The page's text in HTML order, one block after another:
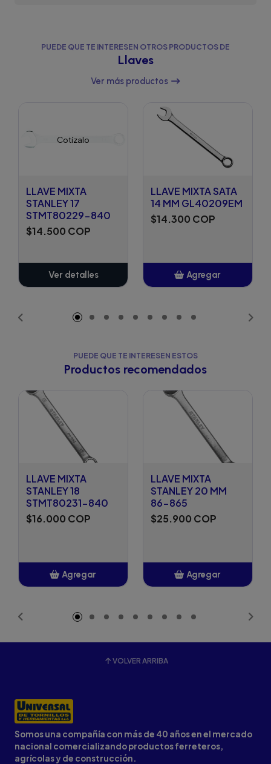
PUEDE QUE TE INTERESEN OTROS PRODUCTOS DE
Llaves
Ver más productos
Cotízalo
LLAVE MIXTA
STANLEY 17
STMT80229-840
$14.500 COP
Ver detalles
LLAVE MIXTA SATA
14 MM GL40209EM
$14.300 COP
Agregar
PUEDE QUE TE INTERESEN ESTOS
Productos recomendados
LLAVE MIXTA
STANLEY 18
STMT80231-840
$16.000 COP
Agregar
LLAVE MIXTA
STANLEY 20 MM
86-865
$25.900 COP
Agregar
VOLVER ARRIBA
Somos una compañía con más de 40 años en el mercado
nacional comercializando productos ferreteros,
agrícolas y de construcción.